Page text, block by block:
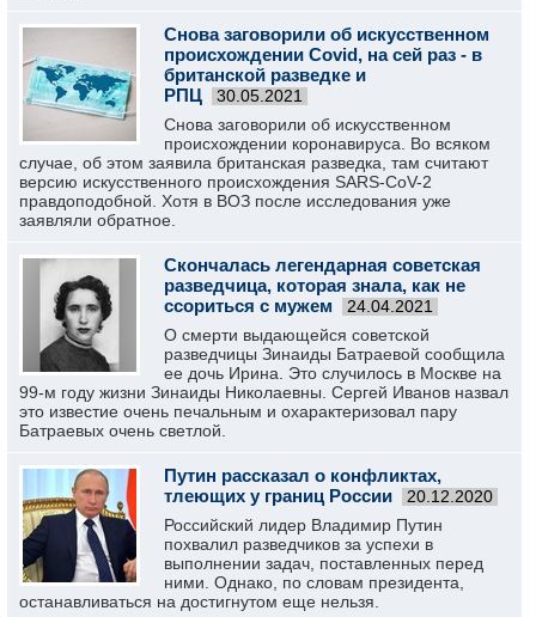
Снова заговорили об искусственном
происхождении Covid, на сей раз - в
британской разведке и
РПЦ
30.05.2021
Снова заговорили об искусственном
происхождении коронавируса. Во всяком
случае, об этом заявила британская разведка, там считают
версию искусственного происхождения SARS-CoV-2
правдоподобной. Хотя в ВОЗ после исследования уже
заявляли обратное.
Скончалась легендарная советская
разведчица, которая знала, как не
ссориться с мужем
24.04.2021
О смерти выдающейся советской
разведчицы Зинаиды Батраевой сообщила
ее дочь Ирина. Это случилось в Москве на
99-м году жизни Зинаиды Николаевны. Сергей Иванов назвал
это известие очень печальным и охарактеризовал пару
Батраевых очень светлой.
Путин рассказал о конфликтах,
тлеющих у границ России
20.12.2020
Российский лидер Владимир Путин
похвалил разведчиков за успехи в
выполнении задач, поставленных перед
ними. Однако, по словам президента,
останавливаться на достигнутом еще нельзя.